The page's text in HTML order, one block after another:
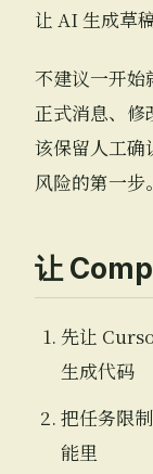
让 AI 生成草
不建议一开始
正式消息、修
该保留人工确
风险的第一步。
让
先让
生成代码
把任务限
能里